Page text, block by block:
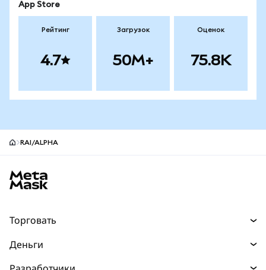
App Store
Рейтинг
4.7
Загрузок
50M+
Оценок
75.8K
RAI/ALPHA
Торговать
Деньги